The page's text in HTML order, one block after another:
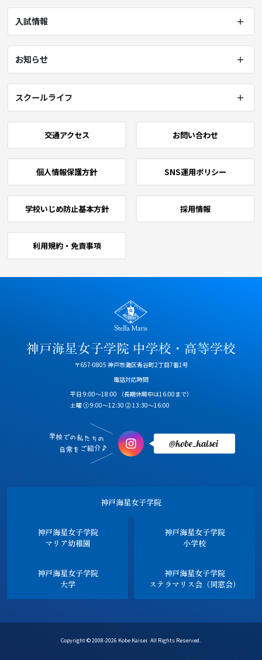
入試情報
お知らせ
スクールライフ
交通アクセス お問い合わせ
個人情報保護方針 SNS運用ポリシー
学校いじめ防止基本方針 採用情報
利用規約・免責事項
〒657-0805 神戸市灘区青谷町2丁目7番1号
電話対応時間
平日 9:00～18:00
（長期休暇中は16:00まで）
土曜 ① 9:00～12:30 ② 13:30～16:00
神戸海星女子学院
神戸海星女子学院
マリア幼稚園
神戸海星女子学院
小学校
神戸海星女子学院
大学
神戸海星女子学院
ステラマリス会（同窓会）
Copyright © 2008-2026 Kobe Kaisei. All Rights Reserved.